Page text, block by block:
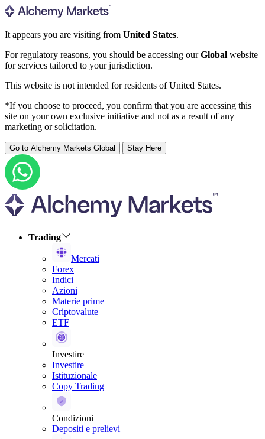
It appears you are visiting from United States.
For regulatory reasons, you should be accessing ourGlobal website
for services tailored to your jurisdiction.
This website is not intended for residents of United States.
*If you choose to proceed, you confirm that you are accessing this
site on your own exclusive initiative and not as a result of any
marketing or solicitation.
Go to Alchemy Markets Global Stay Here
Trading
Mercati
Forex
Indici
Azioni
Materie prime
Criptovalute
ETF
Investire
Investire
Istituzionale
Copy Trading
Condizioni
Depositi e prelievi